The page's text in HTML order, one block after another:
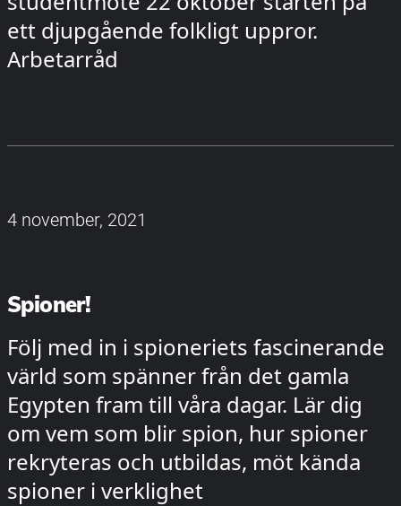
ett djupgående folkligt uppror.
Arbetarråd
4 november, 2021
Spioner!
Följ med in i spioneriets fascinerande
värld som spänner från det gamla
Egypten fram till våra dagar. Lär dig
om vem som blir spion, hur spioner
rekryteras och utbildas, möt kända
spioner i verklighet